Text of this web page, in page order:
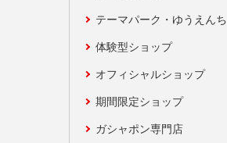
テーマパーク・ゆうえんち
体験型ショップ
オフィシャルショップ
期間限定ショップ
ガシャポン専門店